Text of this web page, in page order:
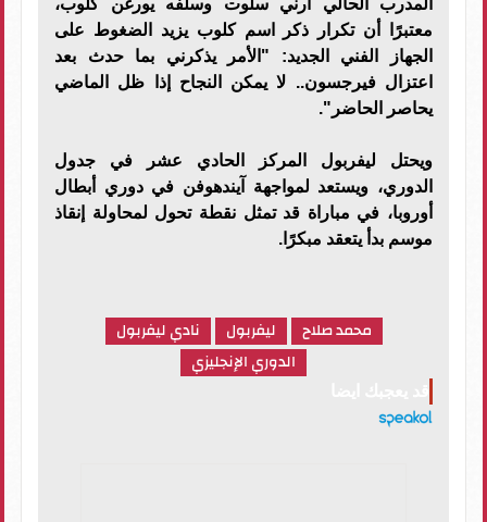
المدرب الحالي آرني سلوت وسلفه يورغن كلوب،
معتبرًا أن تكرار ذكر اسم كلوب يزيد الضغوط على
الجهاز الفني الجديد: "الأمر يذكرني بما حدث بعد
اعتزال فيرجسون.. لا يمكن النجاح إذا ظل الماضي
يحاصر الحاضر".
ويحتل ليفربول المركز الحادي عشر في جدول
الدوري، ويستعد لمواجهة آيندهوفن في دوري أبطال
أوروبا، في مباراة قد تمثل نقطة تحول لمحاولة إنقاذ
موسم بدأ يتعقد مبكرًا.
محمد صلاح ليفربول
نادي ليفربول
الدوري الإنجليزي